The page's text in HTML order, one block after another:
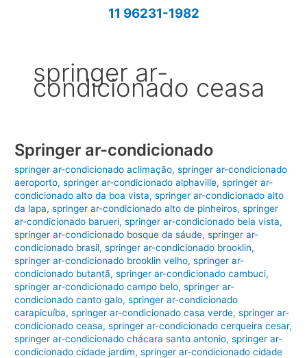
11 96231-1982
springer ar-
condicionado ceasa
Springer ar-condicionado
springer ar-condicionado aclimação,springer ar-condicionado
aeroporto,springer ar-condicionado alphaville,springer ar-
condicionado alto da boa vista,springer ar-condicionado alto
da lapa,springer ar-condicionado alto de pinheiros,springer
ar-condicionado barueri,springer ar-condicionado bela vista,
springer ar-condicionado bosque da sáude,springer ar-
condicionado brasil,springer ar-condicionado brooklin,
springer ar-condicionado brooklin velho,springer ar-
condicionado butantã,springer ar-condicionado cambuci,
springer ar-condicionado campo belo,springer ar-
condicionado canto galo,springer ar-condicionado
carapicuíba,springer ar-condicionado casa verde,springer ar-
condicionado ceasa,springer ar-condicionado cerqueira cesar,
springer ar-condicionado chácara santo antonio,springer ar-
condicionado cidade jardim,springer ar-condicionado cidade